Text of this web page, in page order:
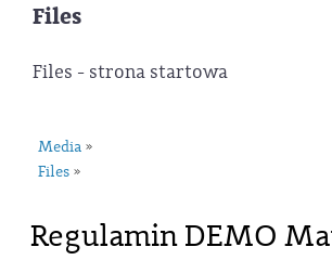
Files
Files - strona startowa
Media »
Files »
Regulamin DEMO